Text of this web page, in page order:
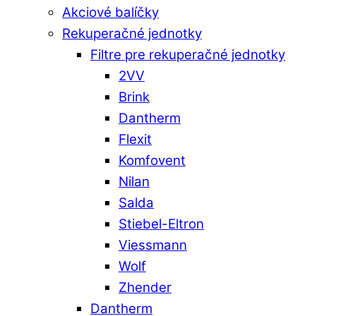
Akciové balíčky
Rekuperačné jednotky
Filtre pre rekuperačné jednotky
2VV
Brink
Dantherm
Flexit
Komfovent
Nilan
Salda
Stiebel-Eltron
Viessmann
Wolf
Zhender
Dantherm